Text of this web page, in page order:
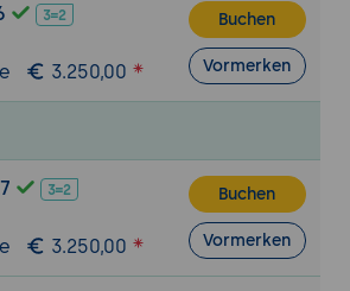
Caching
mit Webpack gestalten
Templates verwenden
nutzen
erstellen
verlinken
3.250,00
Buchen
Vormerken
3.250,00
Buchen
Vormerken